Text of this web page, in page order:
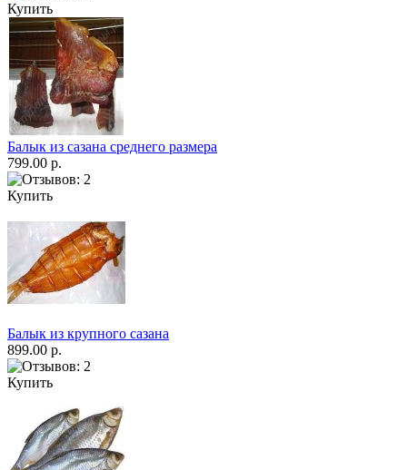
Купить
Балык из сазана среднего размера
799.00 р.
Купить
Балык из крупного сазана
899.00 р.
Купить